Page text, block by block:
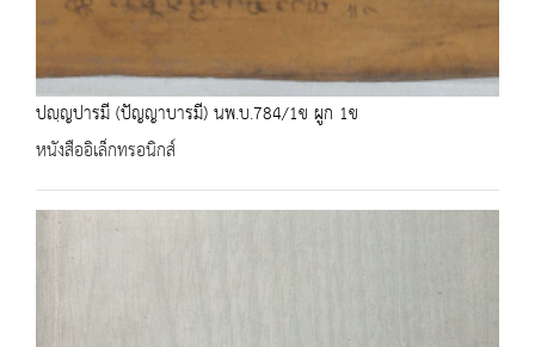
ปญฺญปารมี (ปัญญาบารมี) นพ.บ.784/1ข ผูก 1ข
หนังสืออิเล็กทรอนิกส์